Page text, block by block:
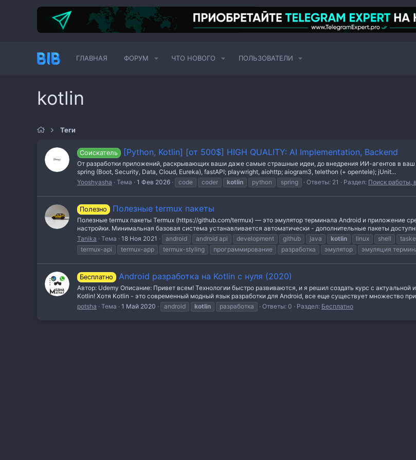
ГЛАВНАЯ ФОРУМ ЧТО НОВОГО ПОЛЬЗОВАТЕЛИ
kotlin
Теги
Соискатель [Python, Kotlin] [от 500$] HIGH QUALITY: AI Implementation, Backend
От разработки приложений, раскрывающих ваши даже самые страшные идеи, до внедрения ИИ-агентов в
spring (Boot, Security, Data, Cloud, Eureka), fastAPI; playwright, aiohttp; aiogram3, telethon (+ opentele); jUnit...
Yooshyasha
Тема 1 Фев 2026 code coder kotlin python spring Ответы: 21 Раздел: Поиск работы,
Полезно Полезные termux пакеты
Полезные termux пакеты Termux (https://github.com/termux) — это эмулятор терминала Android и приложение
настройки. Минимальная базовая система устанавливается автоматически - дополнительные пакеты
Tanika
Тема 18 Ноя 2021 android android api development github java kotlin linux shell
termux-api
termux-app termux-styling программирование разработка эмулятор эмуляция
Бесплатно Android разработка на Kotlin с нуля (2020)
Автор: Udemy Описание: Привет всем! Технологии быстро развиваются, и я решил создать курс с
Kotlin! Хотя Kotlin - это современный модный язык разработки для Android, все еще существует множество
potsha
Тема 1 Май 2020 android kotlin разработка Ответы: 0 Раздел: Бесплатно